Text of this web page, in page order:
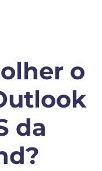
o
da